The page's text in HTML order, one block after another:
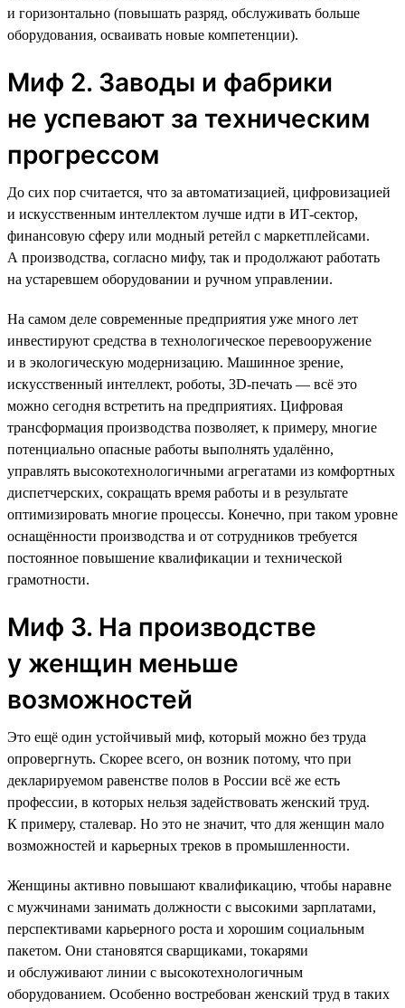
и горизонтально (повышать разряд, обслуживать больше
оборудования, осваивать новые компетенции).
Миф 2. Заводы и фабрики
не успевают за техническим
прогрессом
До сих пор считается, что за автоматизацией, цифровизацией
и искусственным интеллектом лучше идти в ИТ-сектор,
финансовую сферу или модный ретейл с маркетплейсами.
А производства, согласно мифу, так и продолжают работать
на устаревшем оборудовании и ручном управлении.
На самом деле современные предприятия уже много лет
инвестируют средства в технологическое перевооружение
и в экологическую модернизацию. Машинное зрение,
искусственный интеллект, роботы, 3D-печать — всё это
можно сегодня встретить на предприятиях. Цифровая
трансформация производства позволяет, к примеру, многие
потенциально опасные работы выполнять удалённо,
управлять высокотехнологичными агрегатами из комфортных
диспетчерских, сокращать время работы и в результате
оптимизировать многие процессы. Конечно, при таком уровне
оснащённости производства и от сотрудников требуется
постоянное повышение квалификации и технической
грамотности.
Миф 3. На производстве
у женщин меньше
возможностей
Это ещё один устойчивый миф, который можно без труда
опровергнуть. Скорее всего, он возник потому, что при
декларируемом равенстве полов в России всё же есть
профессии, в которых нельзя задействовать женский труд.
К примеру, сталевар. Но это не значит, что для женщин мало
возможностей и карьерных треков в промышленности.
Женщины активно повышают квалификацию, чтобы наравне
с мужчинами занимать должности с высокими зарплатами,
перспективами карьерного роста и хорошим социальным
пакетом. Они становятся сварщиками, токарями
и обслуживают линии с высокотехнологичным
оборудованием. Особенно востребован женский труд в таких